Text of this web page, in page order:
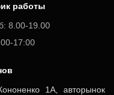
работы
8.00-19.00
17:00
1А, авторынок